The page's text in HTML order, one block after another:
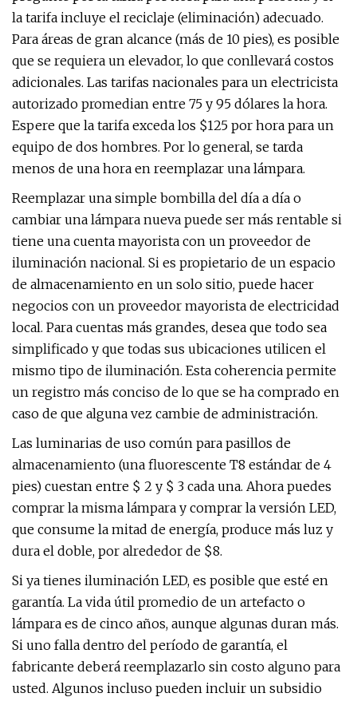
la tarifa incluye el reciclaje (eliminación) adecuado.
Para áreas de gran alcance (más de 10 pies), es posible
que se requiera un elevador, lo que conllevará costos
adicionales. Las tarifas nacionales para un electricista
autorizado promedian entre 75 y 95 dólares la hora.
Espere que la tarifa exceda los $125 por hora para un
equipo de dos hombres. Por lo general, se tarda
menos de una hora en reemplazar una lámpara.
Reemplazar una simple bombilla del día a día o
cambiar una lámpara nueva puede ser más rentable si
tiene una cuenta mayorista con un proveedor de
iluminación nacional. Si es propietario de un espacio
de almacenamiento en un solo sitio, puede hacer
negocios con un proveedor mayorista de electricidad
local. Para cuentas más grandes, desea que todo sea
simplificado y que todas sus ubicaciones utilicen el
mismo tipo de iluminación. Esta coherencia permite
un registro más conciso de lo que se ha comprado en
caso de que alguna vez cambie de administración.
Las luminarias de uso común para pasillos de
almacenamiento (una fluorescente T8 estándar de 4
pies) cuestan entre $ 2 y $ 3 cada una. Ahora puedes
comprar la misma lámpara y comprar la versión LED,
que consume la mitad de energía, produce más luz y
dura el doble, por alrededor de $8.
Si ya tienes iluminación LED, es posible que esté en
garantía. La vida útil promedio de un artefacto o
lámpara es de cinco años, aunque algunas duran más.
Si uno falla dentro del período de garantía, el
fabricante deberá reemplazarlo sin costo alguno para
usted. Algunos incluso pueden incluir un subsidio